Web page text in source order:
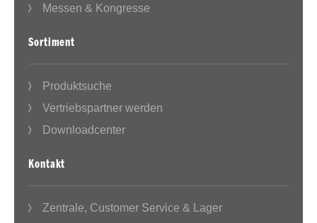
Messen & Kongresse
Sortiment
Produktsuche
Vertriebspartner werden
Downloadcenter
Kontakt
Zentrale, Customer Service & Lager